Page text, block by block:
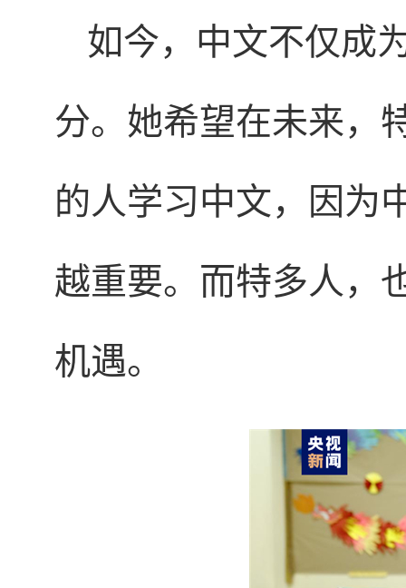
如今，中文不仅成
分。她希望在未来，
的人学习中文，因为
越重要。而特多人，
机遇。